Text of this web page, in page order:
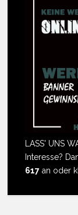
LASS' UNS
Interesse?
617 an oder